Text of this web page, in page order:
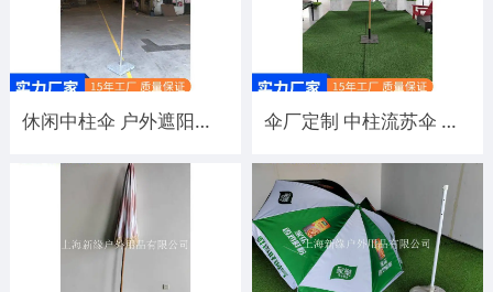
休闲中柱伞 户外遮阳伞 实木架庭院伞罗马岗亭太阳伞印刷logo 伞厂定制 中柱流苏伞 可带转向木架仿木架按需制作别墅景区餐厅同休闲伞